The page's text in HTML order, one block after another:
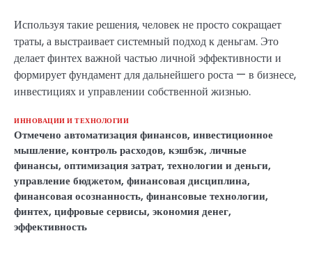
Используя такие решения, человек не просто сокращает
траты, а выстраивает системный подход к деньгам. Это
делает финтех важной частью личной эффективности и
формирует фундамент для дальнейшего роста — в бизнесе,
инвестициях и управлении собственной жизнью.
ИННОВАЦИИ И ТЕХНОЛОГИИ
Отмечено автоматизация финансов, инвестиционное
мышление, контроль расходов, кэшбэк, личные
финансы, оптимизация затрат, технологии и деньги,
управление бюджетом, финансовая дисциплина,
финансовая осознанность, финансовые технологии,
финтех, цифровые сервисы, экономия денег,
эффективность